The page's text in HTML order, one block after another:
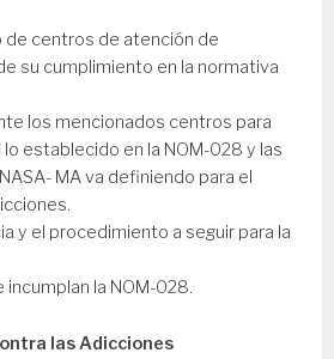
centros de atención de
su cumplimiento en la normativa
los mencionados centros para
establecido en la NOM-028 y las
MA va definiendo para el
y el procedimiento a seguir para la
la NOM-028.
las Adicciones